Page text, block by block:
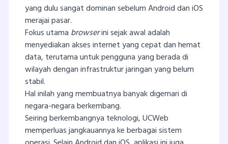
yang dulu sangat dominan sebelum Android dan iOS
merajai pasar.
Fokus utama browserini sejak awal adalah
menyediakan akses internet yang cepat dan hemat
data, terutama untuk pengguna yang berada di
wilayah dengan infrastruktur jaringan yang belum
stabil.
Hal inilah yang membuatnya banyak digemari di
negara-negara berkembang.
Seiring berkembangnya teknologi, UCWeb
memperluas jangkauannya ke berbagai sistem